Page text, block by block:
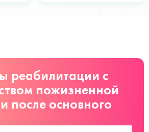
реабилитации с
пожизненной
после основного